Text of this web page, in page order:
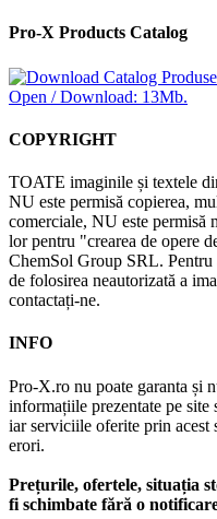
Pro-X Products Catalog
Open / Download: 13Mb.
COPYRIGHT
TOATE imaginile și textele
NU este permisă copierea,
comerciale, NU este permisă
lor pentru "crearea de opere
ChemSol Group SRL. Pentru
de folosirea neautorizată a
contactați-ne.
INFO
Pro-X.ro nu poate garanta și
informațiile prezentate pe site
iar serviciile oferite prin acest
erori.
Prețurile, ofertele, situația
fi schimbate fără o